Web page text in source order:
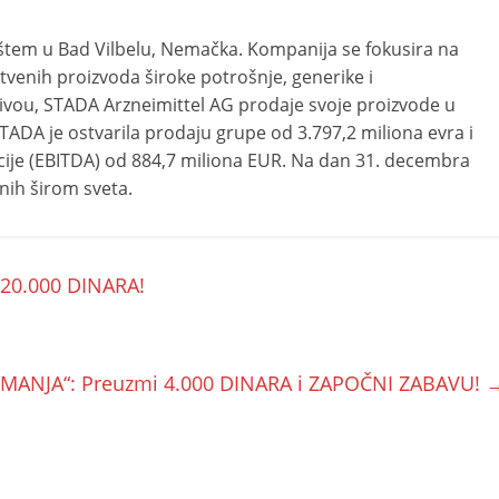
u Bad Vilbelu, Nemačka. Kompanija se fokusira na
proizvoda široke potrošnje, generike i
STADA Arzneimittel AG prodaje svoje proizvode u
je ostvarila prodaju grupe od 3.797,2 miliona evra i
(EBITDA) od 884,7 miliona EUR. Na dan 31. decembra
širom sveta.
DINARA!
Preuzmi 4.000 DINARA i ZAPOČNI ZABAVU!